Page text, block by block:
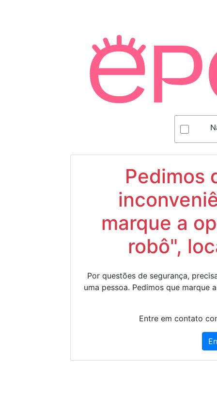
Pedimos
marque a
robô",
Por questões de segurança,
uma pessoa. Pedimos que marque
Entre em contato